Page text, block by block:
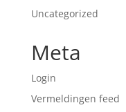
Uncategorized
Meta
Login
Vermeldingen feed